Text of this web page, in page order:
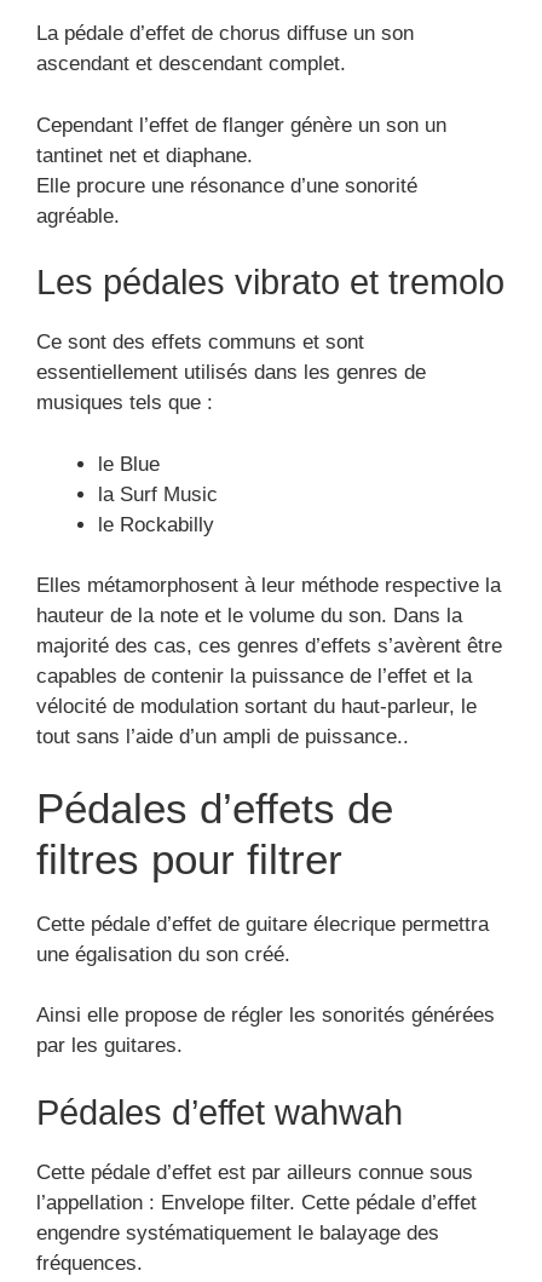
La pédale d’effet de chorus diffuse un son
ascendant et descendant complet.
Cependant l’effet de flanger génère un son un
tantinet net et diaphane.
Elle procure une résonance d’une sonorité
agréable.
Les pédales vibrato et tremolo
Ce sont des effets communs et sont
essentiellement utilisés dans les genres de
musiques tels que :
le Blue
la Surf Music
le Rockabilly
Elles métamorphosent à leur méthode respective la
hauteur de la note et le volume du son. Dans la
majorité des cas, ces genres d’effets s’avèrent être
capables de contenir la puissance de l’effet et la
vélocité de modulation sortant du haut-parleur, le
tout sans l’aide d’un ampli de puissance..
Pédales d’effets de
filtres pour filtrer
Cette pédale d’effet de guitare élecrique permettra
une égalisation du son créé.
Ainsi elle propose de régler les sonorités générées
par les guitares.
Pédales d’effet wahwah
Cette pédale d’effet est par ailleurs connue sous
l’appellation : Envelope filter. Cette pédale d’effet
engendre systématiquement le balayage des
fréquences.